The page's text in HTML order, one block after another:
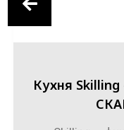
Кухня